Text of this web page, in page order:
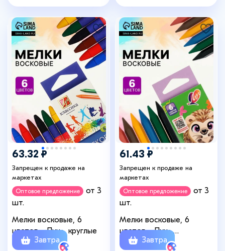
63.32 ₽
Запрещен к продаже на
маркетах
Оптовое предложение
от 3
шт.
Мелки восковые, 6
цветов, «Луч», круглые
Завтра
61.43 ₽
Запрещен к продаже на
маркетах
Оптовое предложение
от 3
шт.
Мелки восковые, 6
цветов, «Луч»,
шестигранные
Завтра